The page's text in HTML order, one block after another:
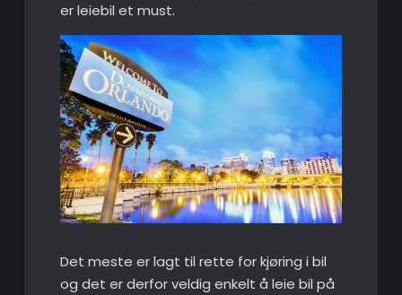
er leiebil et must.
Det meste er lagt til rette for kjøring i bil
og det er derfor veldig enkelt å leie bil på